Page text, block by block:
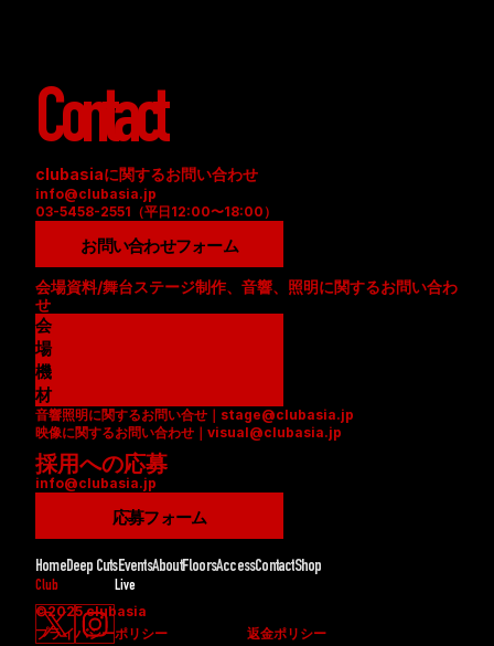
Contact
clubasiaに関するお問い合わせ
info@clubasia.jp
03-5458-2551（平日12:00〜18:00）
お問い合わせフォーム
会場資料/舞台ステージ制作、音響、照明に関するお問い合わ
せ
会
場
資
料
(
P
D
F
機
材
リ
ス
ト
(
D
F
)
音響照明に関するお問い合せ｜stage@clubasia.jp
映像に関するお問い合わせ｜visual@clubasia.jp
採用への応募
info@clubasia.jp
応募フォーム
HomeDeep CutsEventsAboutFloorsAccessContactShop
Club Live
©2025 clubasia
プライバシーポリシー
返金ポリシー